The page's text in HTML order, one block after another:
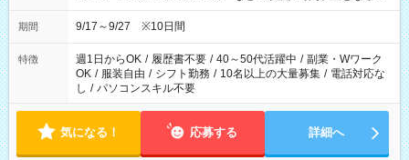
務もあります。 【休憩】60分+他休憩あり 交替で取得します。
安全面に配慮しこまめな休憩があります。
期間 9/17～9/27 ※10日間
特徴 週1日からOK / 履歴書不要 / 40～50代活躍中 / 副業・Wワーク
OK / 服装自由 / シフト勤務 / 10名以上の大量募集 / 電話対応な
し / パソコンスキル不要
気になる！ 応募する 詳細へ